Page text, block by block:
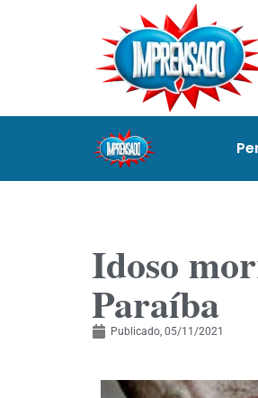
Idoso
Paraíba
Publicado, 05/11/2021